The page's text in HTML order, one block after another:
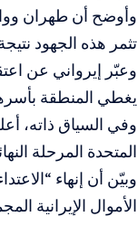
وأوضح أن طهران
تثمر هذه الجهود
وعبّر إيرواني عن
يغطي المنطقة
وفي السياق ذاته،
المتحدة المرحلة
وبيّن أن إنهاء
الأموال الإيرانية